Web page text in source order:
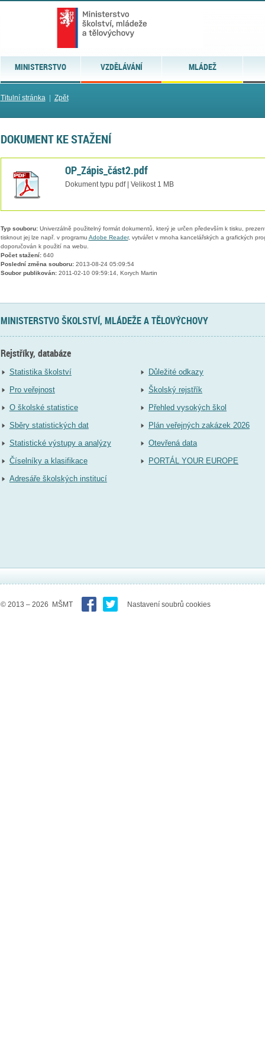
MINISTERSTVO VZDĚLÁVÁNÍ MLÁDEŽ
Titulní stránka| Zpět
DOKUMENT KE STAŽENÍ
OP_Zápis_část2.pdf
Dokument typu pdf | Velikost 1 MB
Typ souboru:Univerzálně použitelný formát dokumentů, který je určen především k tisku,
tisknout jej lze např. v programu Adobe Reader, vytvářet v mnoha kancelářských a grafických
doporučován k použití na webu.
Počet stažení:640
Poslední změna souboru:2013-08-24 05:09:54
Soubor publikován:2011-02-10 09:59:14, Korych Martin
MINISTERSTVO ŠKOLSTVÍ, MLÁDEŽE A TĚLOVÝCHOVY
Rejstříky, databáze
Statistika školství
Pro veřejnost
O školské statistice
Sběry statistických dat
Statistické výstupy a analýzy
Číselníky a klasifikace
Adresáře školských institucí
Důležité odkazy
Školský rejstřík
Přehled vysokých škol
Plán veřejných zakázek 2026
Otevřená data
PORTÁL YOUR EUROPE
© 2013 – 2026 MŠMT Nastavení soubrů cookies